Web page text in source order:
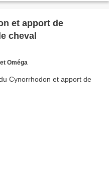
et apport de
cheval
Oméga